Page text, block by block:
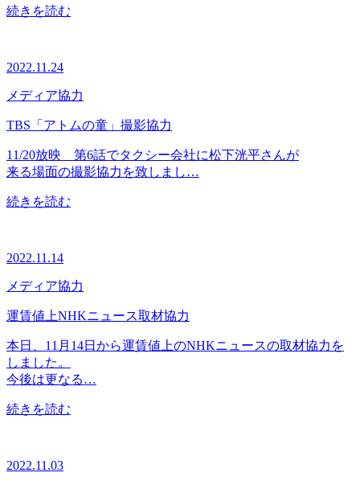
続きを読む
2022.11.24
メディア協力
TBS「アトムの童」撮影協力
11/20放映 第6話でタクシー会社に松下洸平さんが
来る場面の撮影協力を致しまし…
続きを読む
2022.11.14
メディア協力
運賃値上NHKニュース取材協力
本日、11月14日から運賃値上のNHKニュースの取材協力を
しました。
今後は更なる…
続きを読む
2022.11.03